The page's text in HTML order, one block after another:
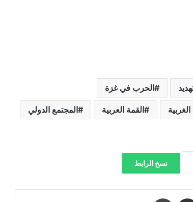
الحرب في غزة
القمة العربية المجتمع الدولي
نسخ الرابط